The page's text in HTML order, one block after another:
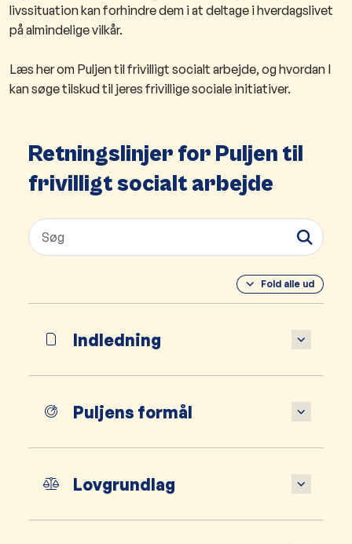
livssituation kan forhindre dem i at deltage i hverdagslivet
på almindelige vilkår.
Læs her om Puljen til frivilligt socialt arbejde, og hvordan I
kan søge tilskud til jeres frivillige sociale initiativer.
Retningslinjer for Puljen til
frivilligt socialt arbejde
Fold alle ud
Indledning
Puljens formål
Lovgrundlag